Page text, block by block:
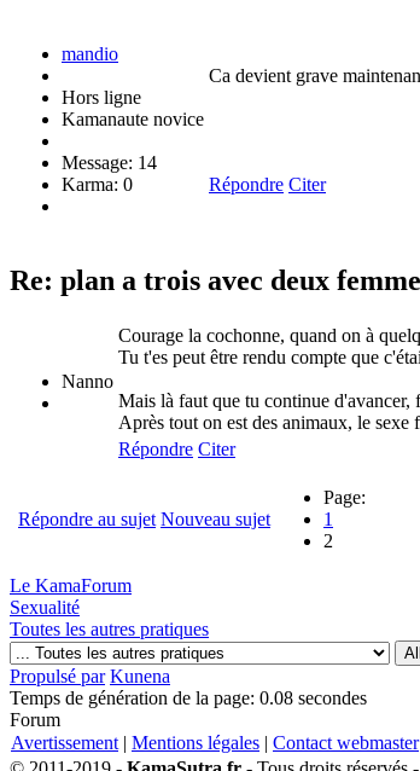
mandio
Hors ligne
Kamanaute novice
Message: 14
Karma: 0
Ca devient grave
Répondre Citer
Re: plan a trois avec deux
Nanno
Courage la cochonne, quand on à
Tu t'es peut être rendu compte que
Mais là faut que tu continue
Après tout on est des animaux, le sexe
Répondre Citer
Répondre au sujet Nouveau sujet
Page:
1
2
Le KamaForum
Sexualité
Toutes les autres pratiques
Propulsé par Kunena
Temps de génération de la page: 0.08 secondes
Forum
Avertissement | Mentions légales | Contact webmaster